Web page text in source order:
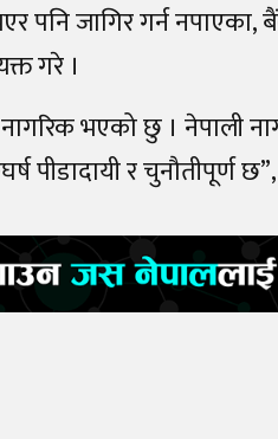
पनि जागिर गर्न
गरे ।
भएको छु । नेपाली
पीडादायी र चुनौतीपूर्ण